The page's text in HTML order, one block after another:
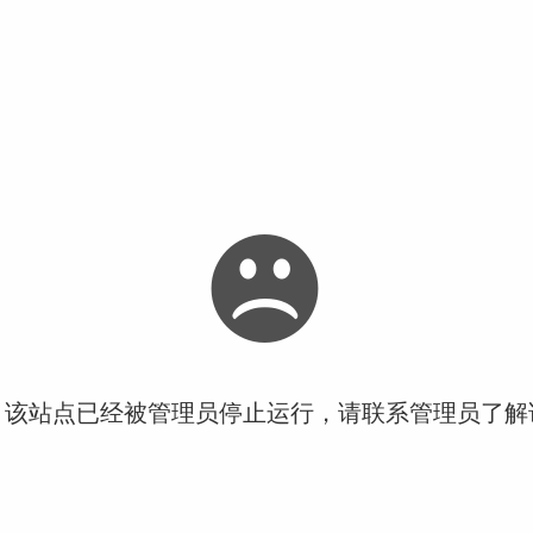
站点已经被管理员停止运行，请联系管理员了